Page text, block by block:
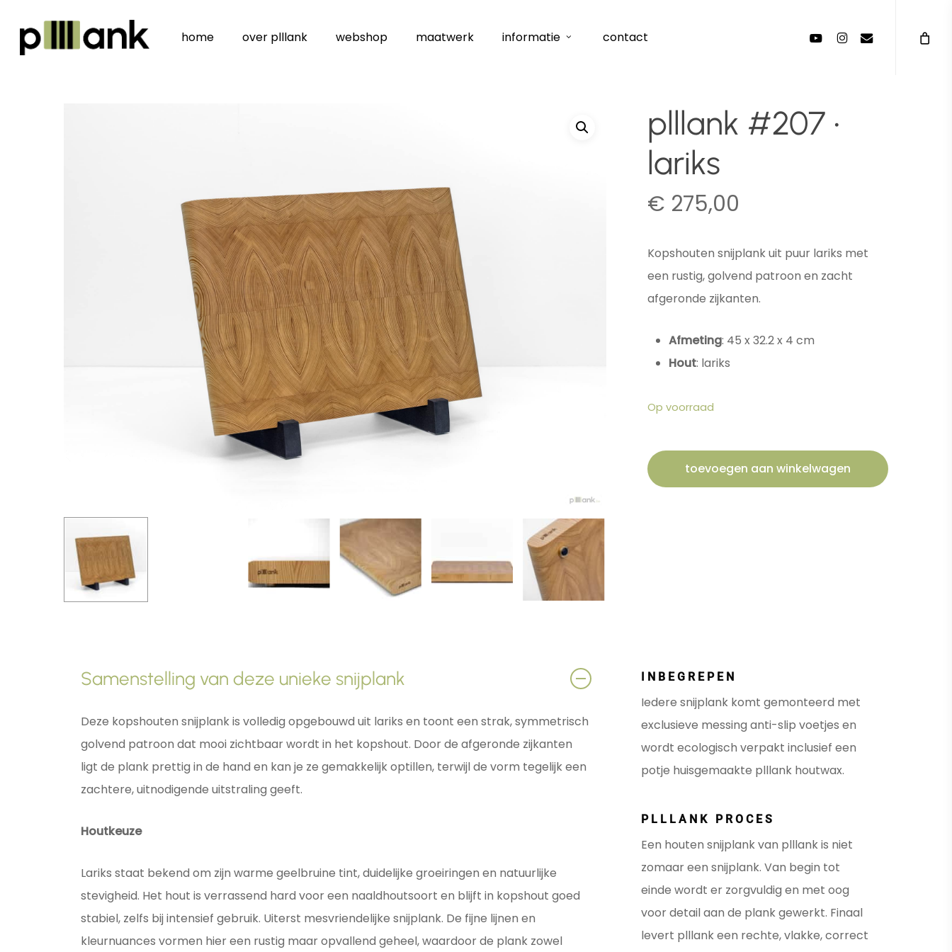
main
home over plllank webshop maatwerk informatie contact youtubeinstagram
email
plllank #207 •
lariks
€ 275,00
Kopshouten snijplank uit puur lariks met
een rustig, golvend patroon en zacht
afgeronde zijkanten.
Afmeting: 45 x 32.2 x 4 cm
Hout: lariks
Op voorraad
toevoegen aan winkelwagen
Samenstelling van deze unieke snijplank
Deze kopshouten snijplank is volledig opgebouwd uit lariks en toont een strak, symmetrisch
golvend patroon dat mooi zichtbaar wordt in het kopshout. Door de afgeronde zijkanten
ligt de plank prettig in de hand en kan je ze gemakkelijk optillen, terwijl de vorm tegelijk een
zachtere, uitnodigende uitstraling geeft.
Houtkeuze
Lariks staat bekend om zijn warme geelbruine tint, duidelijke groeiringen en natuurlijke
stevigheid. Het hout is verrassend hard voor een naaldhoutsoort en blijft in kopshout goed
stabiel, zelfs bij intensief gebruik. Uiterst mesvriendelijke snijplank. De fijne lijnen en
kleurnuances vormen hier een rustig maar opvallend geheel, waardoor de plank zowel
INBEGREPEN
Iedere snijplank komt gemonteerd met
exclusieve messing anti-slip voetjes en
wordt ecologisch verpakt inclusief een
potje huisgemaakte plllank houtwax.
PLLLANK PROCES
Een houten snijplank van plllank is niet
zomaar een snijplank. Van begin tot
einde wordt er zorgvuldig en met oog
voor detail aan de plank gewerkt. Finaal
levert plllank een rechte, vlakke, correct